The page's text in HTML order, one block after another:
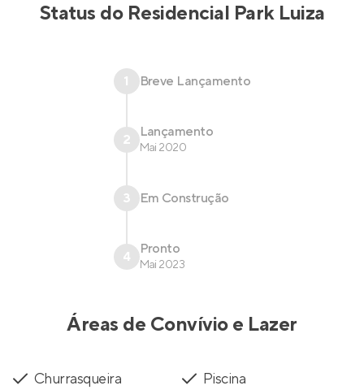
Status do Residencial Park Luiza
1 Breve Lançamento
2 Lançamento
Mai 2020
3 Em Construção
4 Pronto
Mai 2023
Áreas de Convívio e Lazer
Churrasqueira
Piscina